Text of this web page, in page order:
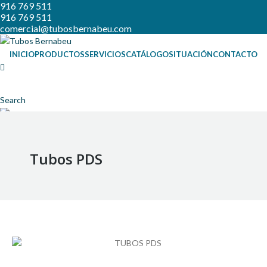
916 769 511
916 769 511
comercial@tubosbernabeu.com
INICIOPRODUCTOSSERVICIOSCATÁLOGOSITUACIÓNCONTACTO
Search
Tubos PDS